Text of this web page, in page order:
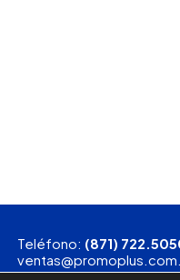
Teléfono: (871)